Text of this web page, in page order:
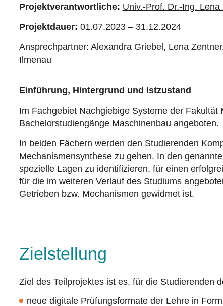
Projektverantwortliche: Univ.-Prof. Dr.-Ing. Lena
Projektdauer: 01.07.2023 – 31.12.2024
Ansprechpartner: Alexandra Griebel, Lena
Ilmenau
Einführung, Hintergrund und Istzustand
Im Fachgebiet Nachgiebige Systeme der
Bachelorstudiengänge Maschinenbau angeboten.
In beiden Fächern werden den Studierenden
Mechanismensynthese zu gehen. In den
spezielle Lagen zu identifizieren, für einen
für die im weiteren Verlauf des Studiums
Getrieben bzw. Mechanismen gewidmet ist.
Zielstellung
Ziel des Teilprojektes ist es, für die Studierenden
neue digitale Prüfungsformate der Lehre in